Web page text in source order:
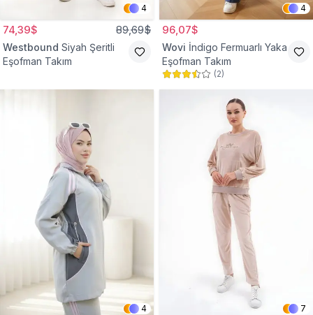
4
74,39$ 89,69$
Westbound Siyah Şeritli
Eşofman Takım
4
96,07$
Wovi İndigo Fermuarlı Yaka
Eşofman Takım
(2)
4 7